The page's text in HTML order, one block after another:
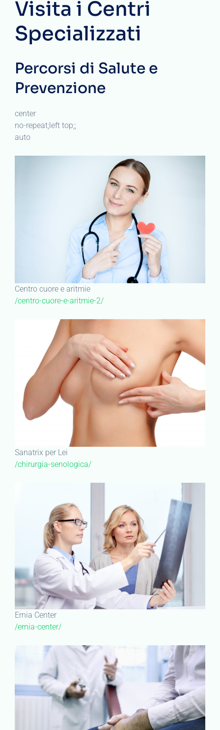
Visita i Centri
Specializzati
Percorsi di Salute e
Prevenzione
center
no-repeat;left top;;
auto
Centro cuore e aritmie
/centro-cuore-e-aritmie-2/
Sanatrix per Lei
/chirurgia-senologica/
Ernia Center
/ernia-center/